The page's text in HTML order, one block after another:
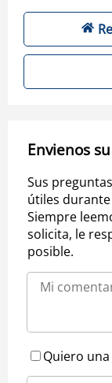
Envienos
Sus
útiles
Siempre
solicita, le
posible.
Quiero